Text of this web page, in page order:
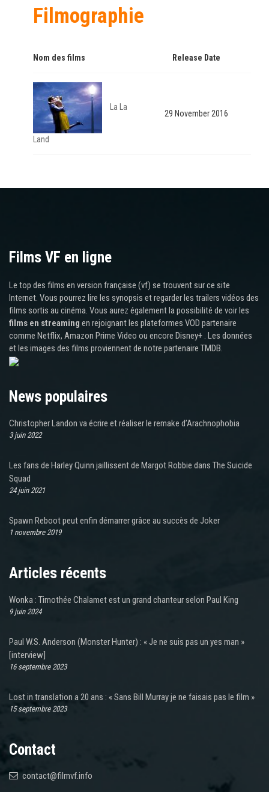
Filmographie
Nom des films Release Date
La La
Land
29 November 2016
Films VF en ligne
Le top des films en version française (vf) se trouvent sur ce site
Internet. Vous pourrez lire les synopsis et regarder les trailers vidéos des
films sortis au cinéma. Vous aurez également la possibilité de voir les
films en streaming en rejoignant les plateformes VOD partenaire
comme Netflix, Amazon Prime Video ou encore Disney+ . Les données
et les images des films proviennent de notre partenaire TMDB.
News populaires
Christopher Landon va écrire et réaliser le remake d’Arachnophobia
3 juin 2022
Les fans de Harley Quinn jaillissent de Margot Robbie dans The Suicide
Squad
24 juin 2021
Spawn Reboot peut enfin démarrer grâce au succès de Joker
1 novembre 2019
Articles récents
Wonka : Timothée Chalamet est un grand chanteur selon Paul King
9 juin 2024
Paul W.S. Anderson (Monster Hunter) : « Je ne suis pas un yes man »
[interview]
16 septembre 2023
Lost in translation a 20 ans : « Sans Bill Murray je ne faisais pas le film »
15 septembre 2023
Contact
contact@filmvf.info